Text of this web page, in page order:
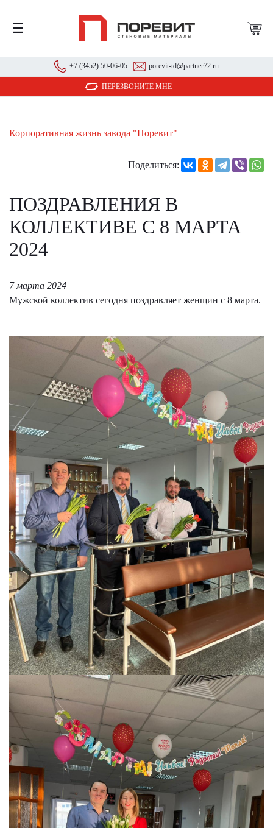
☰
+7 (3452) 50-06-05 porevit-td@partner72.ru
ПЕРЕЗВОНИТЕ МНЕ
Корпоративная жизнь завода "Поревит"
Поделиться:
ПОЗДРАВЛЕНИЯ В
КОЛЛЕКТИВЕ С 8 МАРТА
2024
7 марта 2024
Мужской коллектив сегодня поздравляет женщин с 8 марта.